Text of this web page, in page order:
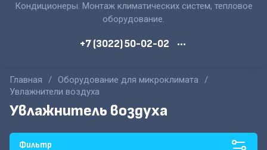
Кондиционеры. Монтаж климатических систем, тепловое
оборудование.
+7 (3022) 50-02-02 •••
Главная / Оборудование для микроклимата
/
Увлажнители воздуха
Увлажнитель воздуха
Фильтр